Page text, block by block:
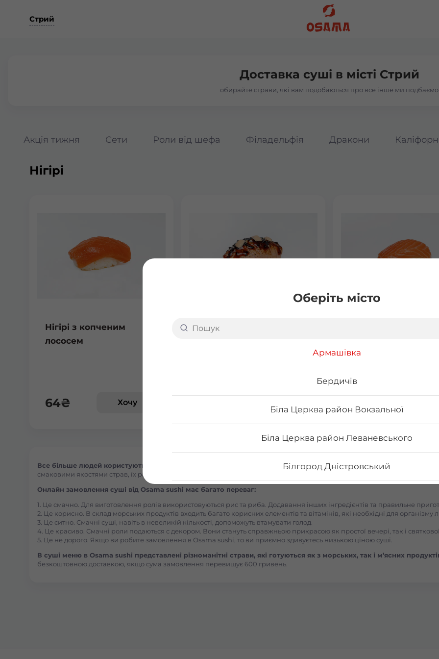
Оберіть місто
Армашівка
Бердичів
Біла Церква район Вокзальної
Біла Церква район Леваневського
Білгород Дністровський
Бориспіль Робітнича
Боярка (Київська область)
Стрий
Доставка суші в місті Стрий
обирайте страви, які вам подобаються про все інше ми подбаємо
Акція тижня Сети Роли від шефа Філадельфія Дракони
Нігірі
Нігірі з копченим
лососем
64₴ Хочу
Нігірі з печеним
Все більше людей користуються послугою доставки суші додому від Osama sushi в місті Стрий.Популярність та
смаковими якостями страв, їх різноманітністю та екзотичністю. Авторські суші полюбляють практично всі люди,
Онлайн замовлення суші від Osama sushi має багато переваг:
1. Це смачно. Для виготовлення ролів використовуються рис та риба. Додавання інших інгредієнтів та правильне
2. Це корисно. В склад морських продуктів входить багато корисних елементів та вітамінів, які необхідні для організму
3. Це ситно. Смачні суші, навіть в невеликій кількості, допоможуть втамувати голод.
4. Це красиво. Смачні роли подаються с декором. Вони стануть справжньою прикрасою як простої вечері, так і
5. Це не дорого. Якщо ви робите замовлення в Osama sushi, то ви приємно здивуєтесь низькою ціною суші.
В суші меню в Osama sushi представлені різноманітні страви, які готуються як з морських, так і м’ясних
безкоштовною доставкою, якщо сума замовлення перевищує 600 гривень.